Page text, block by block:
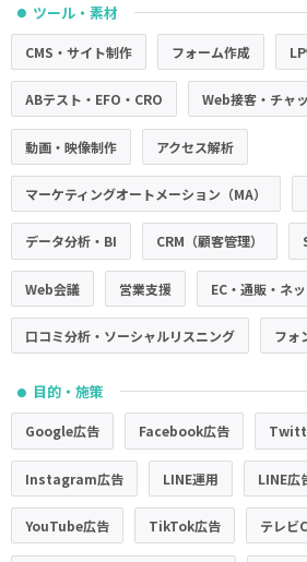
● ツール・素材
CMS・サイト制作 フォーム作成
ABテスト・EFO・CRO Web接客・チャ
動画・映像制作 アクセス解析
マーケティングオートメーション（MA）
データ分析・BI CRM（顧客管理）
Web会議 営業支援 EC・通販・ネ
口コミ分析・ソーシャルリスニング フォ
● 目的・施策
Google広告 Facebook広告
Instagram広告 LINE運用 LINE広
YouTube広告 TikTok広告 テレビ